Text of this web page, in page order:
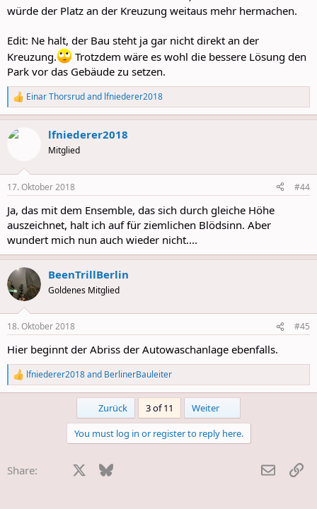
würde der Platz an der Kreuzung weitaus mehr hermachen.
Edit: Ne halt, der Bau steht ja gar nicht direkt an der
Kreuzung.
Trotzdem wäre es wohl die bessere Lösung den
Park vor das Gebäude zu setzen.
R
e
a
c
s
Einar Thorsrudand lfniederer2018
lfniederer2018
Mitglied
17. Oktober 2018 #44
Ja, das mit dem Ensemble, das sich durch gleiche Höhe
auszeichnet, halt ich auf für ziemlichen Blödsinn. Aber
wundert mich nun auch wieder nicht....
BeenTrillBerlin
Goldenes Mitglied
18. Oktober 2018 #45
Hier beginnt der Abriss der Autowaschanlage ebenfalls.
R
e
s
lfniederer2018and BerlinerBauleiter
Zurück 3 of 11 Weiter
You must log in or register to reply here.
Share: Facebook Bluesky WhatsApp
E-Mail